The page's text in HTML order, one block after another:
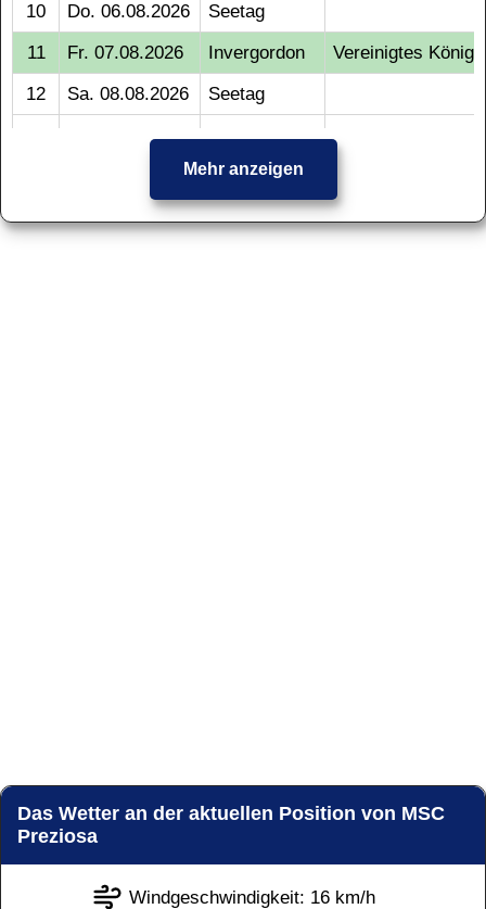
10
Do. 06.08.2026
Seetag
11
Fr. 07.08.2026 Invergordon
Vereinigtes
12
Sa. 08.08.2026
Seetag
So. 09.08.2026 Hamburg Deutschland
Mehr anzeigen
Das Wetter an der aktuellen Position von MSC
Preziosa
Windgeschwindigkeit: 16 km/h